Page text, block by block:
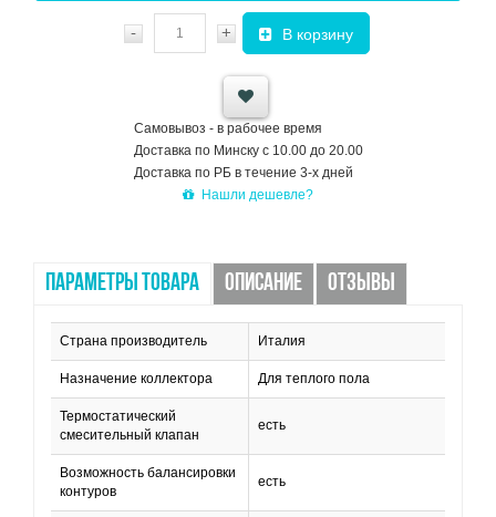
- + В корзину
Самовывоз - в рабочее время
Доставка по Минску с 10.00 до 20.00
Доставка по РБ в течение 3-х дней
Нашли дешевле?
ПАРАМЕТРЫ ТОВАРА ОПИСАНИЕ ОТЗЫВЫ
Страна производитель Италия
Назначение коллектора Для теплого пола
Термостатический
смесительный клапан
есть
Возможность балансировки
контуров
есть